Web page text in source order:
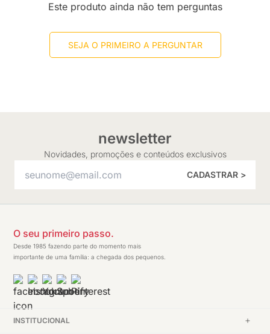
Este produto ainda não tem perguntas
SEJA O PRIMEIRO A PERGUNTAR
newsletter
Novidades, promoções e conteúdos exclusivos
CADASTRAR >
O seu primeiro passo.
Desde 1985 fazendo parte do momento mais
importante de uma família: a chegada dos pequenos.
INSTITUCIONAL